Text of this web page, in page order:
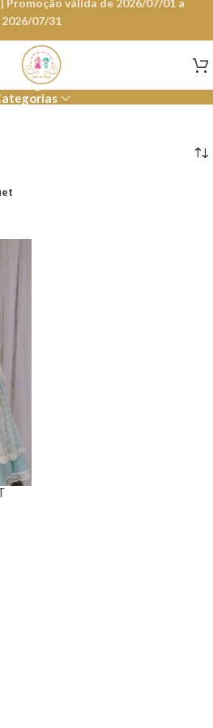
Promoção válida de 2026/07/01 a
2026/07/31
Loja